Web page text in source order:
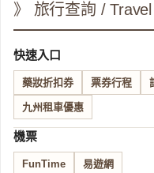
》 旅行查詢 /
快速入口
藥妝折扣券 票券行程
九州租車優惠
機票
FunTime 易遊網